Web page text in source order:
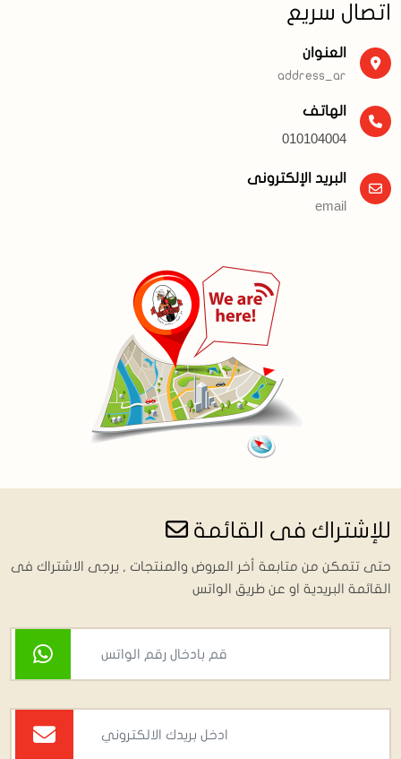
اتصال سريع
العنوان
address_ar
الهاتف
010104004
البريد الإلكترونى
email
للإشتراك فى القائمة
حتى تتمكن من متابعة أخر العروض والمنتجات , يرجى الاشتراك فى
القائمة البريدية او عن طريق الواتس